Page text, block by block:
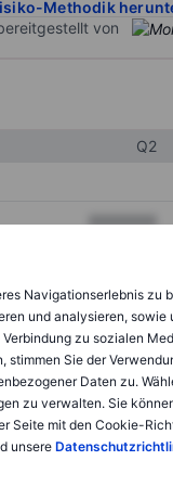
Navigationserlebnis zu
und analysieren, sowie
zu sozialen
stimmen Sie der
Daten zu.
zu verwalten. Sie
Seite mit den Cookie-
unsere
Methodik
von
Q2
XXXXXXX
XXXXXXX
XXXXXXX
XXXXXXX